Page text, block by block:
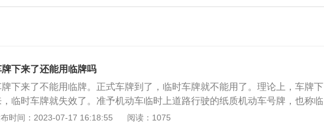
牌下来了还能用临牌吗
牌下来了不能用临牌。正式车牌到了，临时车牌就不能用了。理论上，车牌下
，临时车牌就失效了。准予机动车临时上道路行驶的纸质机动车号牌，也称临
行驶车号牌。是指新购车辆在未正式落户前由公安车管部门发放的临时车辆行
时间：2023-07-17 16:18:55 阅读：1075